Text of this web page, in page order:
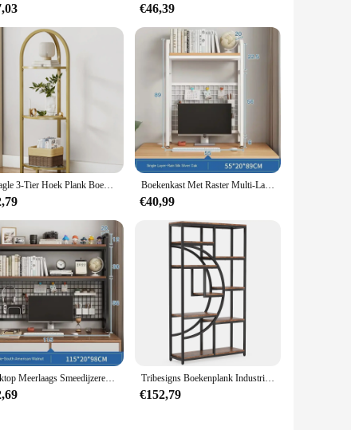
€46,39
Vasagle 3-Tier Hoek Plank Boekenkast Stand Rek Badkamer Rack Boekenkast Met Raster Multi-Layer Boekenplank Grote Capaciteit Smeedijzeren Plank Student Computer Bureau Boekenplank Desktop Opbergrek
€40,99
Desktop Meerlaags Smeedijzeren Plank Tafel Gat Bord Tafel Houten Planken Boekenkast Met Raster Boekenplank Student Computerbureau Tribesigns Boekenplank Industriële 5 Tier Etagere Boekenkast, Vrijstaande Hoge Boekenplanken Display Plank Opslag Organizer
€152,79